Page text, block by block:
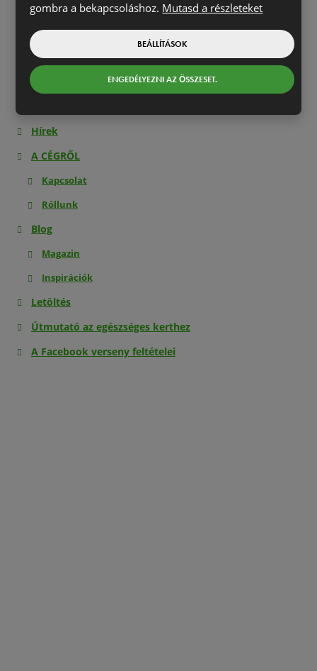
Fűmagkeverék virágzó rét
Symfónia fény 3 in 1
Tanácsadás
Felhasználási feltételek
Hírek
A CÉGRŐL
Kapcsolat
Róllunk
Blog
Magazin
Inspirációk
Letöltés
Útmutató az egészséges kerthez
A Facebook verseny feltételei
gombra a bekapcsoláshoz. Mutasd a részleteket
BEÁLLÍTÁSOK
ENGEDÉLYEZNI AZ ÖSSZESET.